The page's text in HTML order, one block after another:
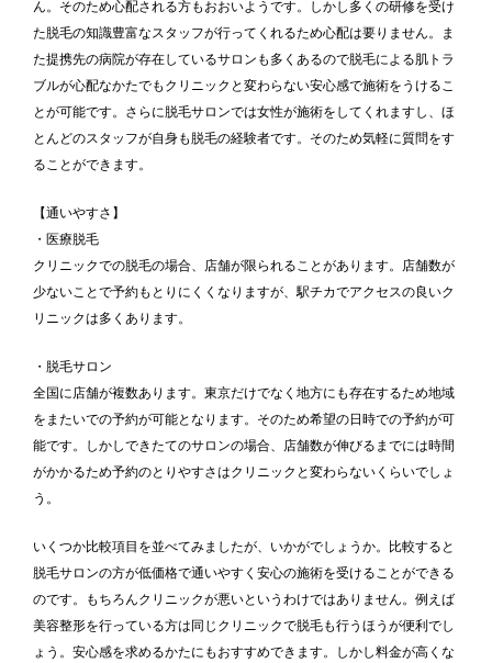
ん。そのため心配される方もおおいようです。しかし多くの研修を受け
た脱毛の知識豊富なスタッフが行ってくれるため心配は要りません。ま
た提携先の病院が存在しているサロンも多くあるので脱毛による肌トラ
ブルが心配なかたでもクリニックと変わらない安心感で施術をうけるこ
とが可能です。さらに脱毛サロンでは女性が施術をしてくれますし、ほ
とんどのスタッフが自身も脱毛の経験者です。そのため気軽に質問をす
ることができます。
【通いやすさ】
・医療脱毛
クリニックでの脱毛の場合、店舗が限られることがあります。店舗数が
少ないことで予約もとりにくくなりますが、駅チカでアクセスの良いク
リニックは多くあります。
・脱毛サロン
全国に店舗が複数あります。東京だけでなく地方にも存在するため地域
をまたいでの予約が可能となります。そのため希望の日時での予約が可
能です。しかしできたてのサロンの場合、店舗数が伸びるまでには時間
がかかるため予約のとりやすさはクリニックと変わらないくらいでしょ
う。
いくつか比較項目を並べてみましたが、いかがでしょうか。比較すると
脱毛サロンの方が低価格で通いやすく安心の施術を受けることができる
のです。もちろんクリニックが悪いというわけではありません。例えば
美容整形を行っている方は同じクリニックで脱毛も行うほうが便利でし
ょう。安心感を求めるかたにもおすすめできます。しかし料金が高くな